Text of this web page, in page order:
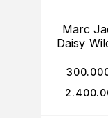
Marc
Daisy